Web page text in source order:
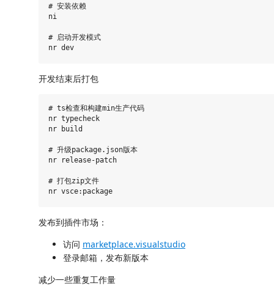
# 安装依赖
ni
# 启动开发模式
开发结束后打包
# ts检查和构建min生产代码
nr typecheck
nr build
# 升级package.json版本
nr release-patch
# 打包zip文件
发布到插件市场：
访问 marketplace.visualstudio
登录邮箱，发布新版本
减少一些重复工作量